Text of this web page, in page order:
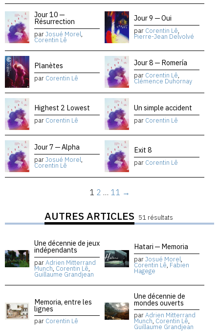
Jour 10 —
Résurrection
parJosué Morel,
Corentin Lê
Jour 9 — Oui
par Corentin Lê,
Pierre-Jean Delvolvé
Planètes
par Corentin Lê
Jour 8 — Romería
par Corentin Lê,
Clémence Duhornay
Highest 2 Lowest
par Corentin Lê
Un simple accident
par Corentin Lê
Jour 7 — Alpha
parJosué Morel,
Corentin Lê
Exit 8
par Corentin Lê
1 2 … 11 →
AUTRES ARTICLES 51 résultats
Une décennie de jeux
indépendants
parAdrien Mitterrand
Munch, Corentin Lê,
Guillaume Grandjean
Hatari — Memoria
parJosué Morel,
Corentin Lê, Fabien
Hagege
Memoria, entre les
lignes
par Corentin Lê
Une décennie de
mondes ouverts
parAdrien Mitterrand
Munch, Corentin Lê,
Guillaume Grandjean